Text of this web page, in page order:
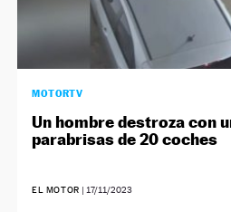
MOTORTV
Un hombre destroza con
parabrisas de 20 coches
EL MOTOR | 17/11/2023